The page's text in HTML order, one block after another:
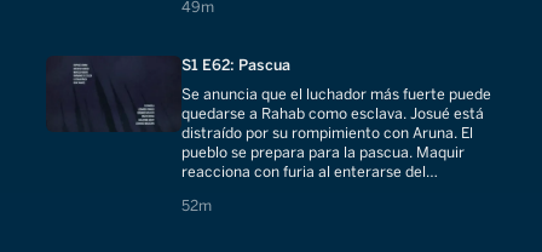
49m
49 minutes
S1 E62: Pascua
Se anuncia que el luchador más fuerte puede
quedarse a Rahab como esclava. Josué está
distraído por su rompimiento con Aruna. El
pueblo se prepara para la pascua. Maquir
reacciona con furia al enterarse del
52m
52 minutes